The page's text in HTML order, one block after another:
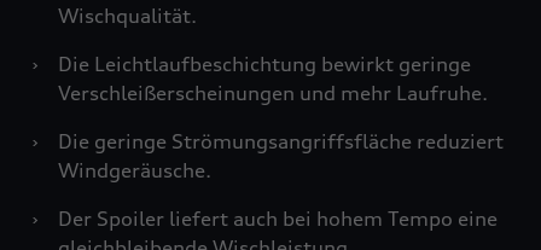
Wischqualität.
›
Die Leichtlaufbeschichtung bewirkt geringe
Verschleißerscheinungen und mehr Laufruhe.
›
Die geringe Strömungsangriffsfläche reduziert
Windgeräusche.
›
Der Spoiler liefert auch bei hohem Tempo eine